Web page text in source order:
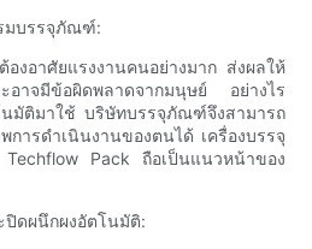
มบรรจุภัณฑ์:
งอาศัยแรงงานคนอย่างมาก ส่งผลให้
ะอาจมีข้อผิดพลาดจากมนุษย์ อย่างไร
มัติมาใช้ บริษัทบรรจุภัณฑ์จึงสามารถ
การดำเนินงานของตนได้ เครื่องบรรจุ
Pack ถือเป็นแนวหน้าของ
ปิดผนึกผงอัตโนมัติ: